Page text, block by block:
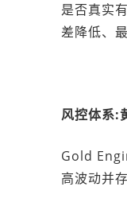
是否真实
差降低、
风控体系:
Gold
高波动并